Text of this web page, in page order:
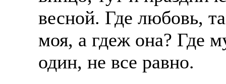
весной. Где любовь,
моя, а гдеж она? Где
один, не все равно.